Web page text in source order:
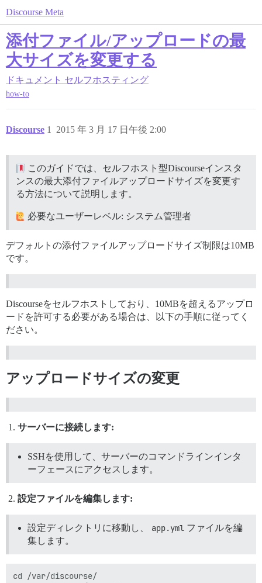
Discourse Meta
添付ファイル/アップロードの最
大サイズを変更する
ドキュメント セルフホスティング
how-to
Discourse 2015 年 3 月 17 日午後 2:00
1
このガイドでは、セルフホスト型Discourseインスタ
ンスの最大添付ファイルアップロードサイズを変更す
る方法について説明します。
必要なユーザーレベル: システム管理者
デフォルトの添付ファイルアップロードサイズ制限は10MB
です。
Discourseをセルフホストしており、10MBを超えるアップロ
ードを許可する必要がある場合は、以下の手順に従ってく
ださい。
アップロードサイズの変更
サーバーに接続します:
SSHを使用して、サーバーのコマンドラインインタ
ーフェースにアクセスします。
設定ファイルを編集します:
設定ディレクトリに移動し、 app.yml ファイルを編
集します。
cd /var/discourse/